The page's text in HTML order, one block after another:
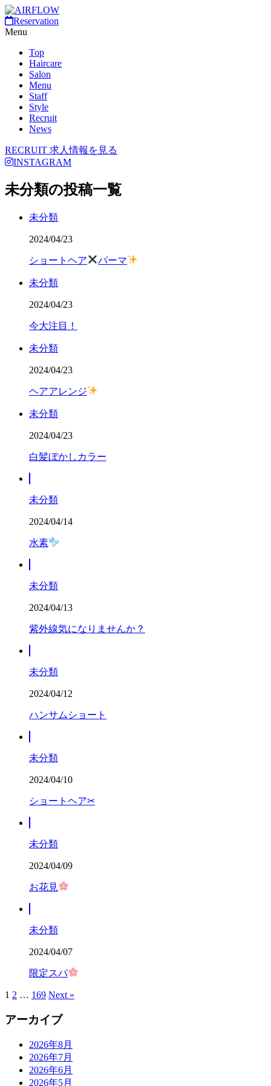
Reservation
Menu
Top
Haircare
Salon
Menu
Staff
Style
Recruit
News
RECRUIT 求人情報を見る
INSTAGRAM
未分類の投稿一覧
未分類
2024/04/23
ショートヘア パーマ
未分類
2024/04/23
今大注目！
未分類
2024/04/23
ヘアアレンジ
未分類
2024/04/23
白髪ぼかしカラー
未分類
2024/04/14
水素
未分類
2024/04/13
紫外線気になりませんか？
未分類
2024/04/12
ハンサムショート
未分類
2024/04/10
ショートヘア✂︎
未分類
2024/04/09
お花見
未分類
2024/04/07
限定スパ
1 2 … 169 Next »
アーカイブ
2026年8月
2026年7月
2026年6月
2026年5月